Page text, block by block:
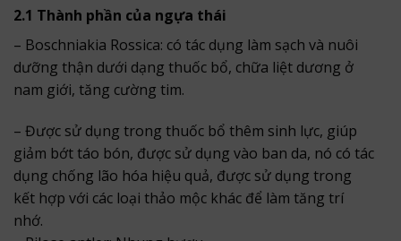
2.1 Thành phần của ngựa thái
– Boschniakia Rossica: có tác dụng làm sạch và nuôi
dưỡng thận dưới dạng thuốc bổ, chữa liệt dương ở
nam giới, tăng cường tim.
– Được sử dụng trong thuốc bổ thêm sinh lực, giúp
giảm bớt táo bón, được sử dụng vào ban da, nó có tác
dụng chống lão hóa hiệu quả, được sử dụng trong
kết hợp với các loại thảo mộc khác để làm tăng trí
nhớ.